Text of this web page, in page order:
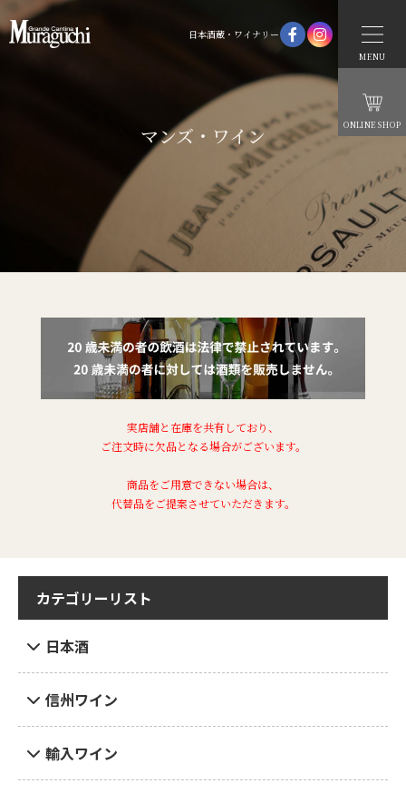
日本酒蔵・ワイナリー
MENU
ONLINE SHOP
マンズ・ワイン
実店舗と在庫を共有しており、
ご注文時に欠品となる場合がございます。
商品をご用意できない場合は、
代替品をご提案させていただきます。
カテゴリーリスト
日本酒
信州ワイン
輸入ワイン